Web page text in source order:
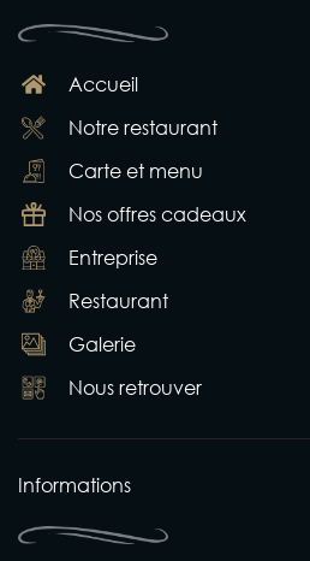
Accueil
Notre restaurant
Carte et menu
Nos offres cadeaux
Entreprise
Restaurant
Galerie
Nous retrouver
Informations